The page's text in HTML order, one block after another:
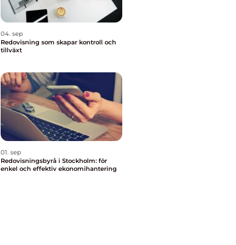
04. sep
Redovisning som skapar kontroll och
tillväxt
01. sep
Redovisningsbyrå i Stockholm: för
enkel och effektiv ekonomihantering